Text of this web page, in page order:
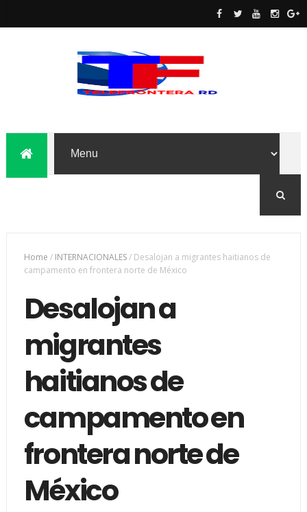
Home / INTERNACIONALES/ Desalojan a migrantes haitianos de
campamento en frontera norte de México
Desalojan a
migrantes
haitianos de
campamento en
frontera norte de
México